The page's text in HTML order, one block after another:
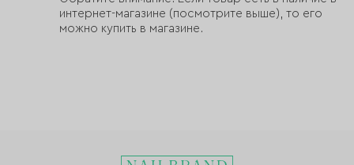
интернет-магазине (посмотрите выше), то его
можно купить в магазине.